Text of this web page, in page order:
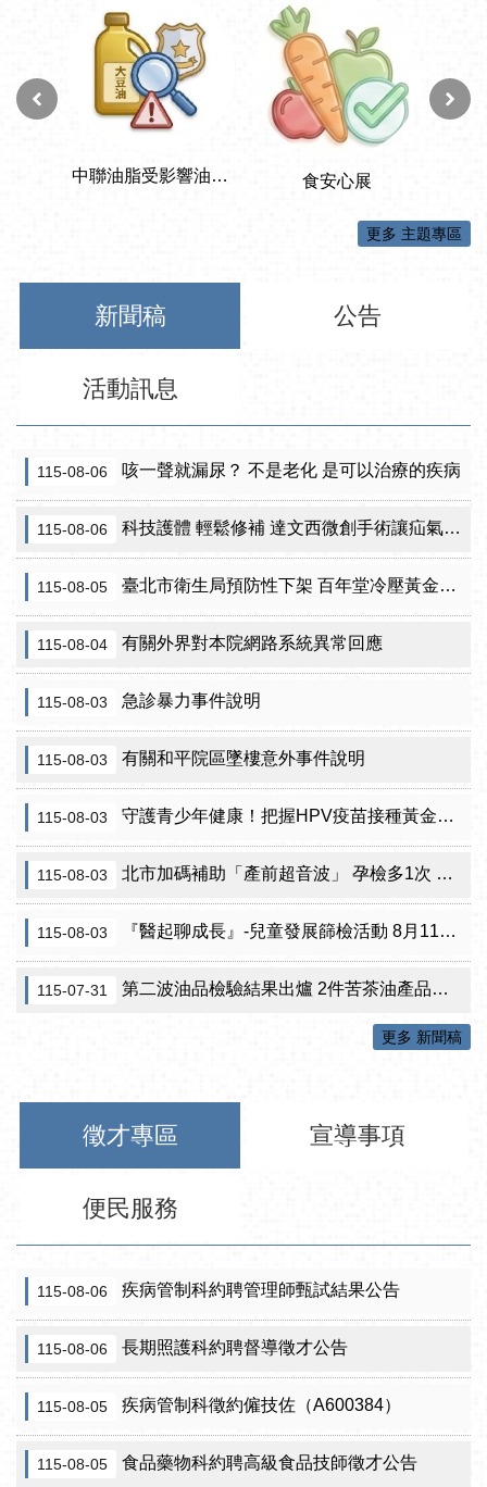
更多 主題專區
新聞稿 公告
活動訊息
115-08-06 咳一聲就漏尿？ 不是老化 是可以治療的疾病
115-08-06 科技護體 輕鬆修補 達文西微創手術讓疝氣治療更精準
115-08-05 臺北市衛生局預防性下架 百年堂冷壓黃金苦茶油產品
115-08-04 有關外界對本院網路系統異常回應
115-08-03 急診暴力事件說明
115-08-03 有關和平院區墜樓意外事件說明
115-08-03 守護青少年健康！把握HPV疫苗接種黃金期 臺北市提供校園設站及98家合約院所接種服務
115-08-03 北市加碼補助「產前超音波」 孕檢多1次 準媽咪「超」安心！
115-08-03 『醫起聊成長』-兒童發展篩檢活動 8月11日北投區健康服務中心邀請家長做孩子最神氣的守護者！
115-07-31 第二波油品檢驗結果出爐 2件苦茶油產品苯駢芘超標 前已要求預防性下架
更多 新聞稿
徵才專區 宣導事項
便民服務
115-08-06 疾病管制科約聘管理師甄試結果公告
115-08-06 長期照護科約聘督導徵才公告
115-08-05 疾病管制科徵約僱技佐（A600384）
115-08-05 食品藥物科約聘高級食品技師徵才公告